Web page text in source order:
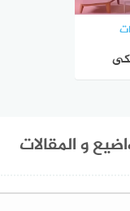
و المقالات